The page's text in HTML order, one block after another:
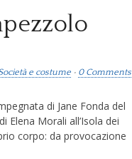
e costume • 0 Comments
di Jane Fonda del
Elena Morali all’Isola dei
corpo: da provocazione